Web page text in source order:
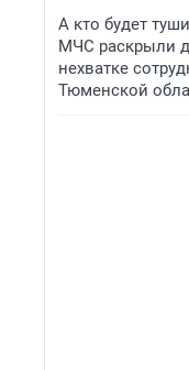
А кто будет
МЧС раскрыли
нехватке
Тюменской